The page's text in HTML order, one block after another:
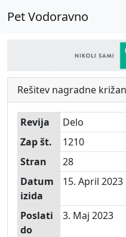
Pet Vodoravno
Rešitev nagradne
Revija
Delo
Zap št.
1210
Stran
28
Datum
izida
15. April 2023
Poslati
do
3. Maj 2023